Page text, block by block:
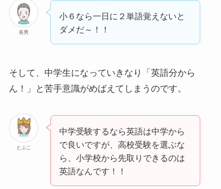
長男
小６なら一日に２単語覚えないと
ダメだ～！！
そして、中学生になっていきなり「英語分から
ん！」と苦手意識がめばえてしまうのです。
とぷこ
中学受験するなら英語は中学から
で良いですが、高校受験を選ぶな
ら、小学校から先取りできるのは
英語なんです！！